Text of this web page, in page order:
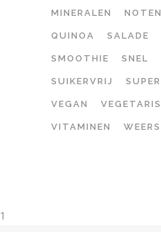
MINERALEN NOTEN
QUINOA SALADE
SMOOTHIE SNEL
SUIKERVRIJ
VEGAN
VITAMINEN
1